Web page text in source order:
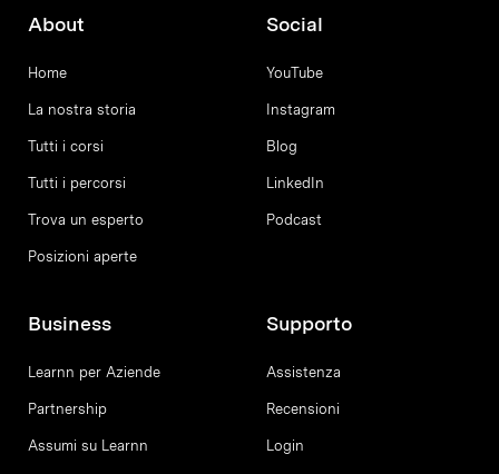
About
Home
La nostra storia
Tutti i corsi
Tutti i percorsi
Trova un esperto
Posizioni aperte
Social
YouTube
Instagram
Blog
LinkedIn
Podcast
Business
Learnn per Aziende
Partnership
Assumi su Learnn
Supporto
Assistenza
Recensioni
Login